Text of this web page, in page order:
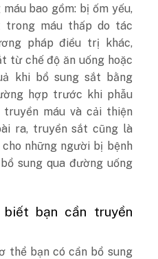
bao gồm: bị ốm yếu,
máu thấp do tác
pháp điều trị khác,
từ chế độ ăn uống hoặc
khi bổ sung sắt bằng
hợp trước khi phẫu
máu và cải thiện
ra, truyền sắt cũng là
những người bị bệnh
sung qua đường uống
bạn cần truyền
thể bạn có cần bổ sung